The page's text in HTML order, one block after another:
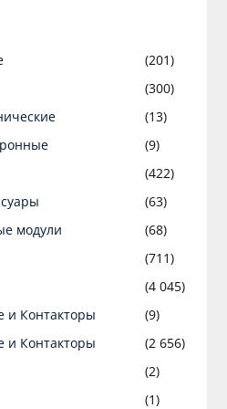
(201)
(300)
(13)
(9)
(422)
(63)
модули
(68)
(711)
(4 045)
и Контакторы
(9)
и Контакторы
(2 656)
(2)
(1)